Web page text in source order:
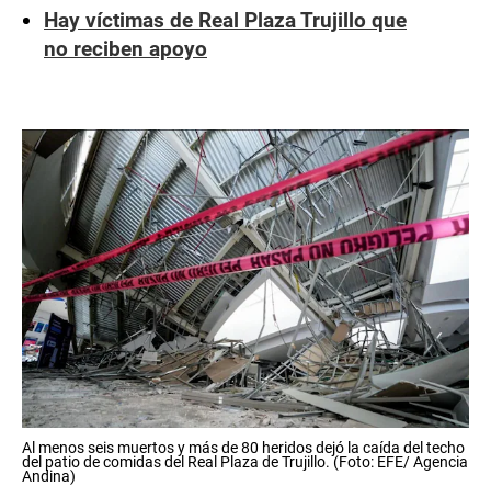
Hay víctimas de Real Plaza Trujillo que
no reciben apoyo
Al menos seis muertos y más de 80 heridos dejó la caída del techo
del patio de comidas del Real Plaza de Trujillo. (Foto: EFE/ Agencia
Andina)